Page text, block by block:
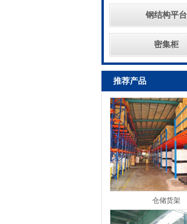
钢结构平台
密集柜
推荐产品
仓储货架